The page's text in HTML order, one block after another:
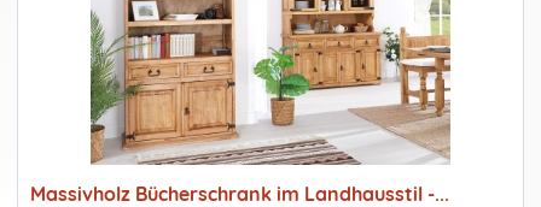
Massivholz Bücherschrank im Landhausstil -...